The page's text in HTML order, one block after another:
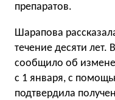
препаратов.
Шарапова
течение десяти лет.
сообщило об
с 1 января, с
подтвердила